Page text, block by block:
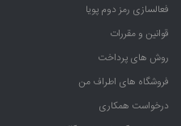
فعالسازی رمز دوم پویا
قوانین و مقررات
روش های پرداخت
فروشگاه های اطراف من
درخواست همکاری